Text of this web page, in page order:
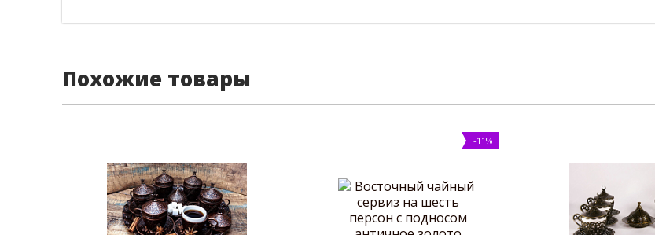
Похожие товары
-11%